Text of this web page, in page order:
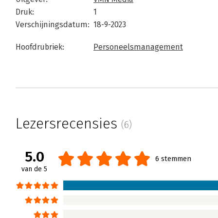
Druk:
1
Verschijningsdatum: 18-9-2023
Hoofdrubriek: Personeelsmanagement
Lezersrecensies (6)
5.0
van de 5
6 stemmen